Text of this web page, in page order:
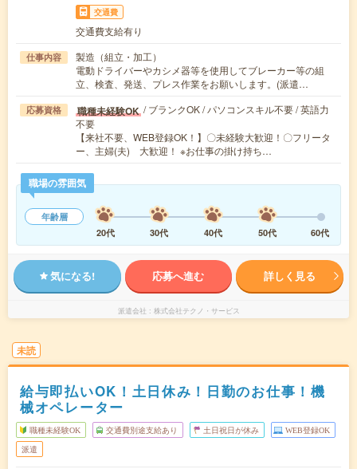
交通費
交通費支給有り
仕事内容
製造（組立・加工）
電動ドライバーやカシメ器等を使用してブレーカー等の組
立、検査、発送、プレス作業をお願いします。(派遣…
応募資格 職種未経験OK / ブランクOK / パソコンスキル不要 / 英語力
不要
【来社不要、WEB登録OK！】〇未経験大歓迎！〇フリータ
ー、主婦(夫) 大歓迎！ ※お仕事の掛け持ち…
職場の雰囲気
年齢層
20代
30代 40代 50代 60代
気になる! 応募へ進む 詳しく見る
派遣会社 株式会社テクノ・サービス
未読
給与即払いOK！土日休み！日勤のお仕事！機
械オペレーター
職種未経験OK 交通費別途支給あり 土日祝日が休み WEB登録OK
派遣